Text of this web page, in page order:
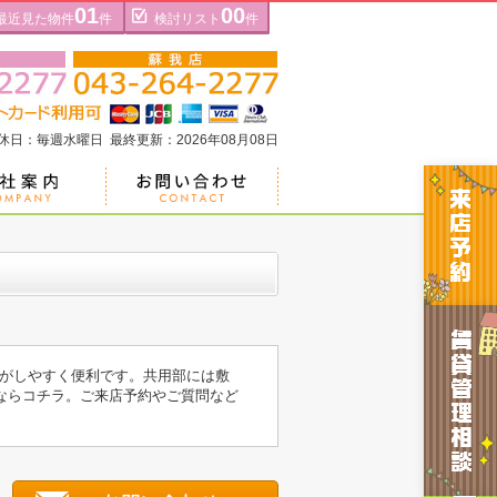
近見た物件01件 検討リスト 00件
日：毎週水曜日 最終更新：2026年08月08日
しやすく便利です。共用部には敷
コチラ。ご来店予約やご質問など